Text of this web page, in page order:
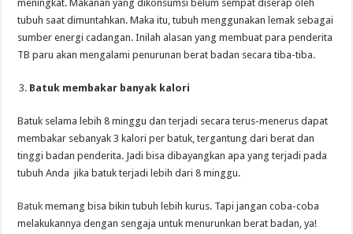
meningkat. Makanan yang dikonsumsi belum sempat diserap oleh
tubuh saat dimuntahkan. Maka itu, tubuh menggunakan lemak sebagai
sumber energi cadangan. Inilah alasan yang membuat para penderita
TB paru akan mengalami penurunan berat badan secara tiba-tiba.
Batuk membakar banyak kalori
Batuk selama lebih 8 minggu dan terjadi secara terus-menerus dapat
membakar sebanyak 3 kalori per batuk, tergantung dari berat dan
tinggi badan penderita. Jadi bisa dibayangkan apa yang terjadi pada
tubuh Anda jika batuk terjadi lebih dari 8 minggu.
Batukmemang bisa bikin tubuh lebih kurus. Tapi jangan coba-coba
melakukannya dengan sengaja untuk menurunkan berat badan, ya!